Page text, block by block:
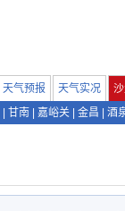
天气预报 天气实况
甘南 嘉峪关 金昌 酒